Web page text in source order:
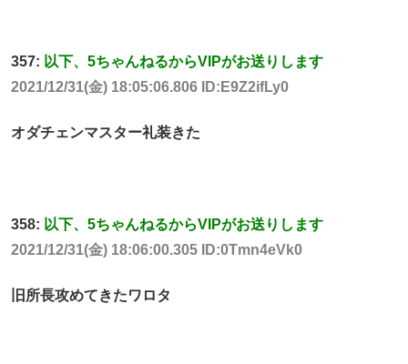
357: 以下、5ちゃんねるからVIPがお送りします
2021/12/31(金) 18:05:06.806 ID:E9Z2ifLy0
オダチェンマスター礼装きた
358: 以下、5ちゃんねるからVIPがお送りします
2021/12/31(金) 18:06:00.305 ID:0Tmn4eVk0
旧所長攻めてきたワロタ